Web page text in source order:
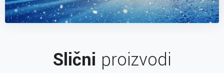
Slični proizvodi